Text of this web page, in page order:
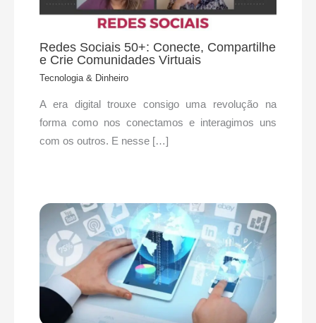
Redes Sociais 50+: Conecte, Compartilhe
e Crie Comunidades Virtuais
Tecnologia & Dinheiro
A era digital trouxe consigo uma revolução na
forma como nos conectamos e interagimos uns
com os outros. E nesse […]